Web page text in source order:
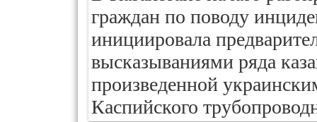
граждан по поводу
инициировала
высказываниями ряда
произведенной
Каспийского